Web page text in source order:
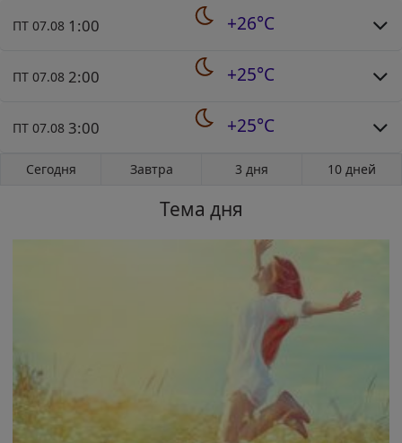
ПТ 07.08 1:00 +26°C
ПТ 07.08 2:00 +25°C
ПТ 07.08 3:00 +25°C
Сегодня Завтра 3 дня 10 дней
Тема дня